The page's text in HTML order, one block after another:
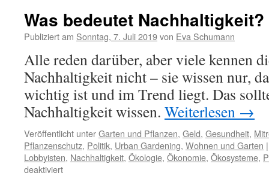
Was bedeutet Nachhaltigkeit?
Publiziert am Sonntag, 7. Juli 2019von Eva Schumann
Alle reden darüber, aber viele kennen
Nachhaltigkeit nicht – sie wissen nur,
wichtig ist und im Trend liegt. Das
Nachhaltigkeit wissen. Weiterlesen →
Veröffentlicht unterGarten und Pflanzen, Geld, Gesundheit,
Pflanzenschutz, Politik, Urban Gardening, Wohnen und Garten |
Lobbyisten, Nachhaltigkeit, Ökologie, Ökonomie, Ökosysteme,
deaktiviert